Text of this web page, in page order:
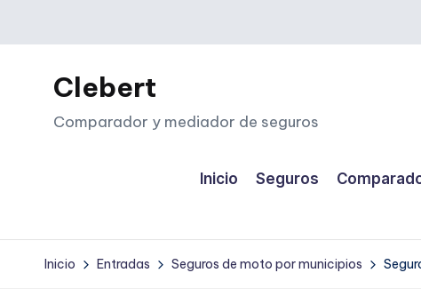
Saltar
contenidoClebert
Comparador y mediador de seguros
Inicio Seguros
Inicio Entradas Seguros de moto por municipios